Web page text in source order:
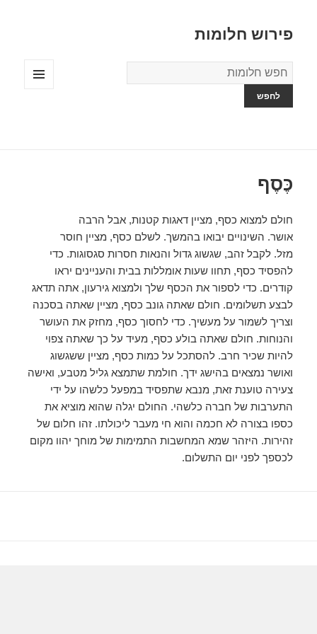
פירוש חלומות
מילון
החלומות
כֶּסֶף
חולם למצוא כסף, מציין דאגות קטנות, אבל הרבה
אושר. השינויים יבואו בהמשך. לשלם כסף, מציין חוסר
מזל. לקבל זהב, שגשוג גדול והנאות חסרות סגסוגות. כדי
להפסיד כסף, תחוו שעות אומללות בבית והעניינים יראו
קודרים. כדי לספור את הכסף שלך ולמצוא גירעון, אתה תדאג
לבצע תשלומים. חולם שאתה גונב כסף, מציין שאתה בסכנה
וצריך לשמור על מעשיך. כדי לחסוך כסף, מחזק את העושר
והנוחות. חולם שאתה בולע כסף, מעיד על כך שאתה צפוי
להיות שכיר חרב. להסתכל על כמות כסף, מציין ששגשוג
ואושר נמצאים בהישג ידך. חולמת שתמצא גליל מטבע, ואישה
צעירה טוענת זאת, מנבא שתפסיד במפעל כלשהו על ידי
התערבות של חברה כלשהי. החולם יגלה שהוא מוציא את
כספו בצורה לא חכמה והוא חי מעבר ליכולתו. זהו חלום של
זהירות. היזהר שמא המחשבות התמימות של מוחך יהוו מקום
לכספך לפני יום התשלום.